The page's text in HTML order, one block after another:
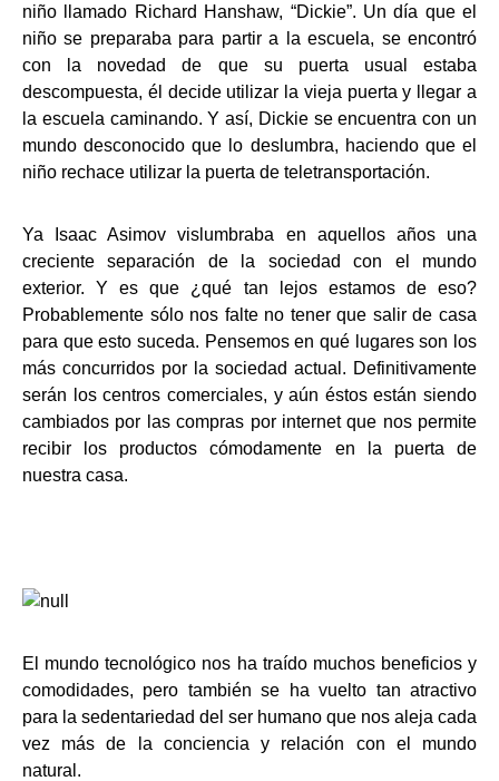
niño llamado Richard Hanshaw, “Dickie”. Un día que el
niño se preparaba para partir a la escuela, se encontró
con la novedad de que su puerta usual estaba
descompuesta, él decide utilizar la vieja puerta y llegar a
la escuela caminando. Y así, Dickie se encuentra con un
mundo desconocido que lo deslumbra, haciendo que el
niño rechace utilizar la puerta de teletransportación.
Ya Isaac Asimov vislumbraba en aquellos años una
creciente separación de la sociedad con el mundo
exterior. Y es que ¿qué tan lejos estamos de eso?
Probablemente sólo nos falte no tener que salir de casa
para que esto suceda. Pensemos en qué lugares son los
más concurridos por la sociedad actual. Definitivamente
serán los centros comerciales, y aún éstos están siendo
cambiados por las compras por internet que nos permite
recibir los productos cómodamente en la puerta de
nuestra casa.
El mundo tecnológico nos ha traído muchos beneficios y
comodidades, pero también se ha vuelto tan atractivo
para la sedentariedad del ser humano que nos aleja cada
vez más de la conciencia y relación con el mundo
natural.